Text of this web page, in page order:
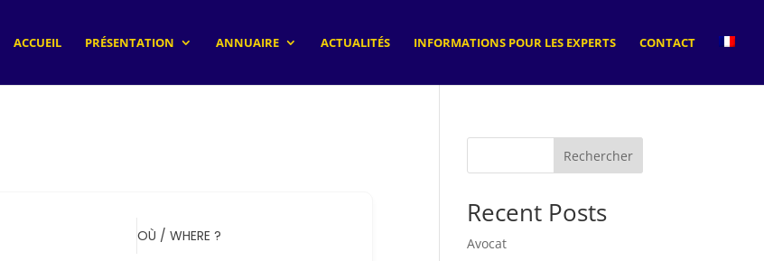
ACCUEIL PRÉSENTATION ANNUAIRE ACTUALITÉS INFORMATIONS POUR LES EXPERTS CONTACT
OÙ / WHERE ?
Rechercher
Recent Posts
Avocat